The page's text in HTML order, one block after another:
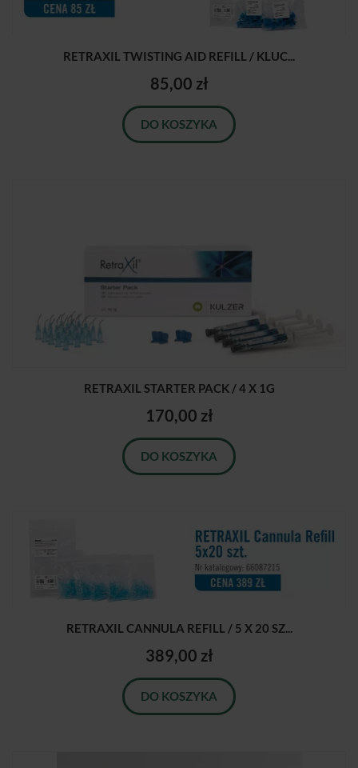
RETRAXIL TWISTING AID REFILL / KLUC...
85,00 zł
DO KOSZYKA
RETRAXIL STARTER PACK / 4 X 1G
170,00 zł
DO KOSZYKA
RETRAXIL CANNULA REFILL / 5 X 20 SZ...
389,00 zł
DO KOSZYKA